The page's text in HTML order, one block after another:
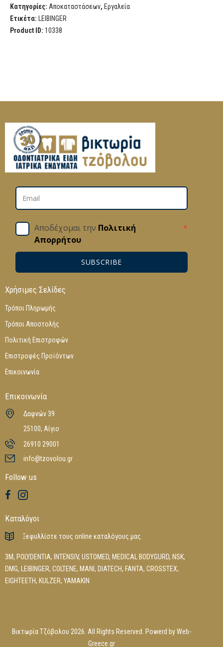
Κατηγορίες: Αποκαταστάσεων, Εργαλεία
Ετικέτα:
LEIBINGER
Product ID: 10338
Αποδέχομαι την Πολιτική
Απορρήτου
*
SUBSCRIBE
Χρήσιμες Σελίδες
Τρόποι Πληρωμής
Τρόποι Αποστολής
Πολιτική Επιστροφών
Επιστροφές Προϊόντων
Επικοινωνία
Επικοινωνία
Δαφνών 39
25100, Αίγιο
26910 29001
info@tzovolou.gr
Follow us
Καταλόγοι
Ξεφυλλίστε τους online καταλόγους μας
3M, POLYDENTIA, INTENSIV, USTOMED, MEDICAL BODYGURD, NSK,
DMG, LEIBINGER, COLTENE, MANI , DIATECH, FANTA, CROSSTEX,
EIGHTEETH, KULZER, YAMAKIN
Βικτωρία Τζόβολου 2026. All Rights Reserved. Powerd byWeb-
Greece.gr